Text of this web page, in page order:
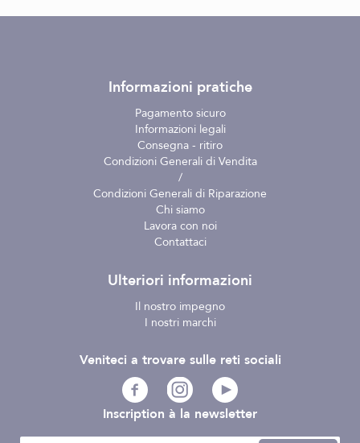
Informazioni pratiche
Pagamento sicuro
Informazioni legali
Consegna - ritiro
Condizioni Generali di Vendita
/
Condizioni Generali di Riparazione
Chi siamo
Lavora con noi
Contattaci
Ulteriori informazioni
Il nostro impegno
I nostri marchi
Inscription à la newsletter
Veniteci a trovare sulle reti sociali